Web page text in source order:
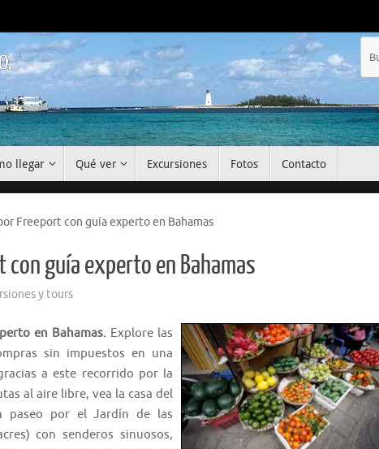
llegar Qué ver Excursiones Fotos Contacto
Freeport con guía experto en Bahamas
guía experto en Bahamas
y tours
en Bahamas. Explore las
sin impuestos en una
a este recorrido por la
al aire libre, vea la casa del
paseo por el Jardín de las
con senderos sinuosos,